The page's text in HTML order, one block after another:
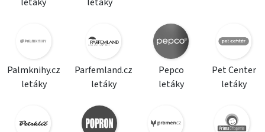
Palmknihy.cz
letáky
Parfemland.cz
letáky
Pepco
letáky
Pet Center
letáky